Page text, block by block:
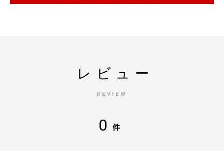
レビュー
REVIEW
0 件